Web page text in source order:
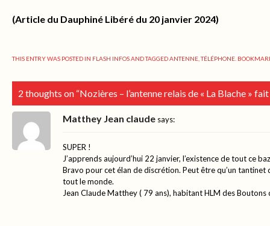
(Article du Dauphiné Libéré du 20 janvier 2024)
THIS ENTRY WAS POSTED IN FLASH INFOSAND TAGGEDANTENNE ,TÉLÉPHONE .
2 thoughts on “Nozières – l’antenne relais de « La Blache »
Matthey Jean claude says:
SUPER !
J’apprends aujourd’hui 22 janvier, l’existence de tout ce
Bravo pour cet élan de discrétion. Peut être qu’un tantinet
tout le monde.
Jean Claude Matthey ( 79 ans), habitant HLM des Boutons